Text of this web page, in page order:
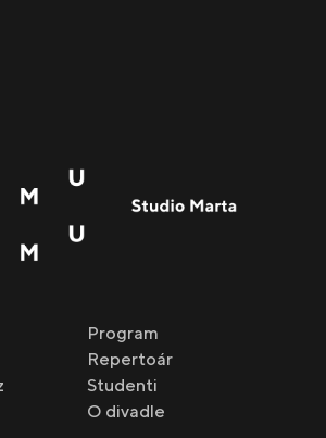
Program
Repertoár
Studenti
O divadle